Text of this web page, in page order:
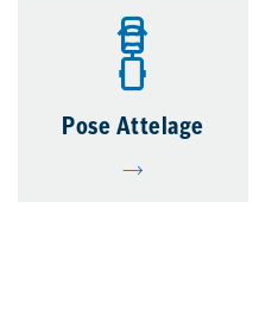
Pose Attelage